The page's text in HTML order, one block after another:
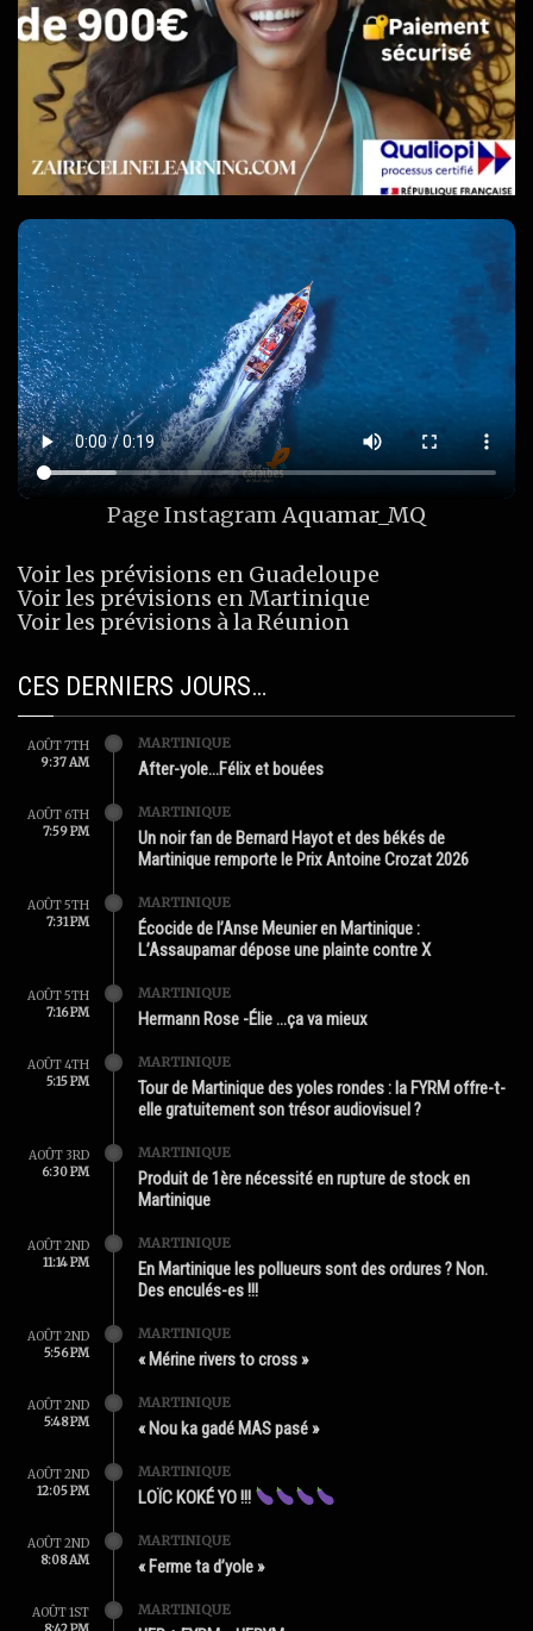
Page InstagramAquamar_MQ
Voir les prévisions en Guadeloupe
Voir les prévisions en Martinique
Voir les prévisions à la Réunion
CES DERNIERS JOURS…
AOÛT 7TH
9:37 AM
MARTINIQUE
After-yole…Félix et bouées
AOÛT 6TH
7:59 PM
MARTINIQUE
Un noir fan de Bernard Hayot et des békés de
Martinique remporte le Prix Antoine Crozat 2026
AOÛT 5TH
7:31 PM
MARTINIQUE
Écocide de l’Anse Meunier en Martinique :
L’Assaupamar dépose une plainte contre X
AOÛT 5TH
7:16 PM
MARTINIQUE
Hermann Rose -Élie …ça va mieux
AOÛT 4TH
5:15 PM
MARTINIQUE
Tour de Martinique des yoles rondes : la FYRM offre-t-
elle gratuitement son trésor audiovisuel ?
AOÛT 3RD
6:30 PM
MARTINIQUE
Produit de 1ère nécessité en rupture de stock en
Martinique
AOÛT 2ND
11:14 PM
MARTINIQUE
En Martinique les pollueurs sont des ordures ? Non.
Des enculés-es !!!
AOÛT 2ND
5:56 PM
MARTINIQUE
« Mérine rivers to cross »
AOÛT 2ND
5:48 PM
MARTINIQUE
« Nou ka gadé MAS pasé »
AOÛT 2ND
12:05 PM
MARTINIQUE
LOÏC KOKÉ YO !!!
AOÛT 2ND
8:08 AM
MARTINIQUE
« Ferme ta d’yole »
AOÛT 1ST
MARTINIQUE